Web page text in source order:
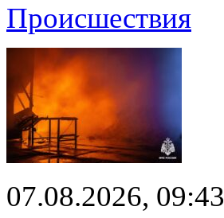
Происшествия
07.08.2026, 09:43